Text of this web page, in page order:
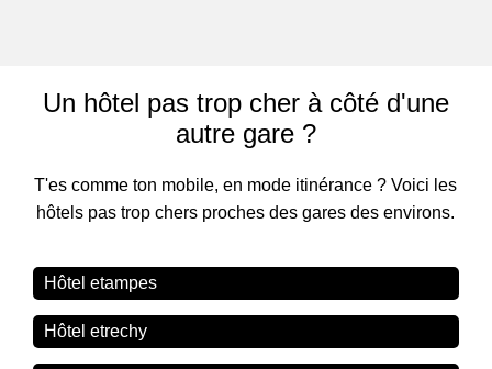
Un hôtel pas trop cher à côté d'une
autre gare ?
T'es comme ton mobile, en mode itinérance ? Voici les
hôtels pas trop chers proches des gares des environs.
Hôtel etampes
Hôtel etrechy